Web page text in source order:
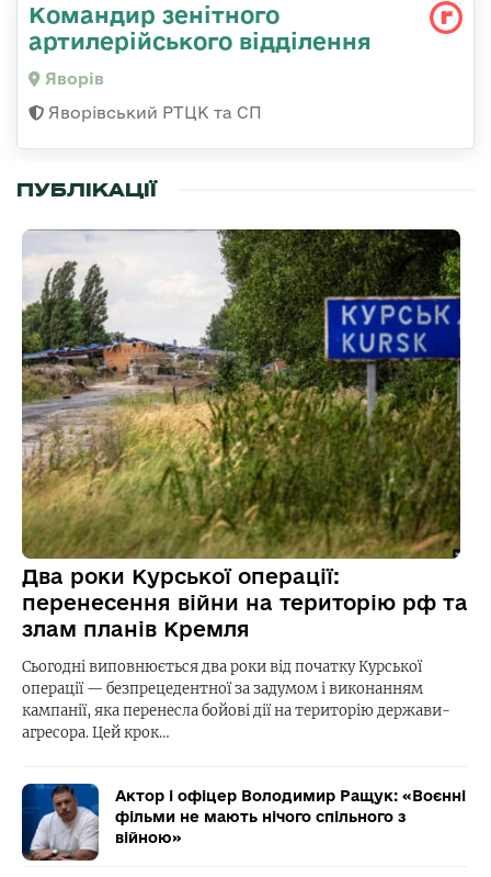
Командир зенітного
артилерійського відділення
Яворів
Яворівський РТЦК та СП
ПУБЛІКАЦІЇ
Два роки Курської операції:
перенесення війни на територію рф та
злам планів Кремля
Сьогодні виповнюється два роки від початку Курської
операції — безпрецедентної за задумом і виконанням
кампанії, яка перенесла бойові дії на територію держави-
агресора. Цей крок…
Актор і офіцер Володимир Ращук: «Воєнні
фільми не мають нічого спільного з
війною»